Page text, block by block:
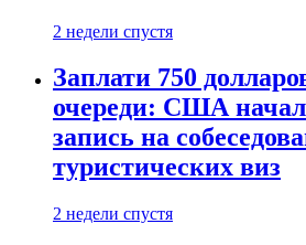
2 недели спустя
Заплати 750
очереди: США
запись на
туристических виз
2 недели спустя